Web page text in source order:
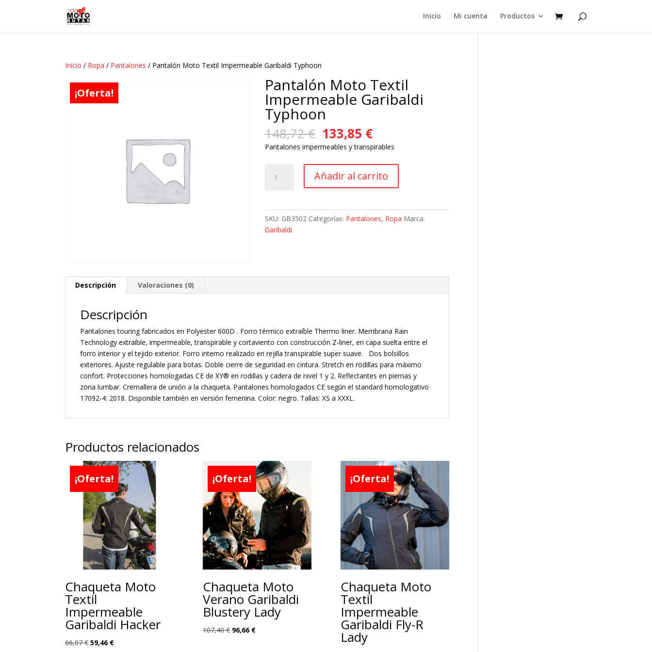
Inicio Mi cuenta Productos
Inicio / Ropa / Pantalones / Pantalón Moto Textil Impermeable Garibaldi Typhoon
¡Oferta! Pantalón Moto Textil
Impermeable Garibaldi
Typhoon
148,72€ El
precio
original
era:
148,72 €.
133,85 €El
precio
actual
es:
133,85 €.
Pantalones impermeables y transpirables
Moto
Typhoon
Añadir al carrito
SKU: GB3502 Categorías: Pantalones, Ropa Marca:
Garibaldi
Descripción Valoraciones (0)
Descripción
Pantalones touring fabricados en Polyester 600D . Forro térmico extraíble Thermo liner. Membrana Rain
Technology extraíble, impermeable, transpirable y cortaviento con construcción Z-liner, en capa suelta entre el
forro interior y el tejido exterior. Forro interno realizado en rejilla transpirable super suave. Dos bolsillos
exteriores. Ajuste regulable para botas. Doble cierre de seguridad en cintura. Stretch en rodillas para máximo
confort. Protecciones homologadas CE de XY® en rodillas y cadera de nivel 1 y 2. Reflectantes en piernas y
zona lumbar. Cremallera de unión a la chaqueta. Pantalones homologados CE según el standard homologativo
17092-4: 2018. Disponible también en versión femenina. Color: negro. Tallas: XS a XXXL.
Productos relacionados
¡Oferta!
Chaqueta Moto
Textil
Impermeable
Garibaldi Hacker
66,07€El
59,46 €El
¡Oferta!
Chaqueta Moto
Verano Garibaldi
Blustery Lady
107,40€ El
96,66 €El
¡Oferta!
Chaqueta Moto
Textil
Impermeable
Garibaldi Fly-R
Lady